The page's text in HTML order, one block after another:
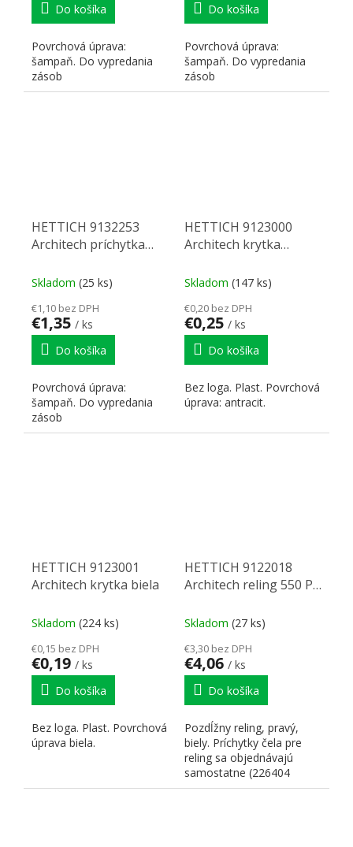
Do košíka
Povrchová úprava:
šampaň. Do vypredania
zásob
Do košíka
Povrchová úprava:
šampaň. Do vypredania
zásob
HETTICH 9132253
Architech príchytka
šampaň P
Skladom (25 ks)
€1,10 bez DPH
€1,35 / ks
Do košíka
Povrchová úprava:
šampaň. Do vypredania
zásob
HETTICH 9123000
Architech krytka
Skladom (147 ks)
€0,20 bez DPH
€0,25 / ks
Do košíka
Bez loga. Plast. Povrchová
úprava: antracit.
HETTICH 9123001
Architech krytka biela
Skladom (224 ks)
€0,15 bez DPH
€0,19 / ks
Do košíka
Bez loga. Plast. Povrchová
úprava biela.
HETTICH 9122018
Architech reling 550 P
Skladom (27 ks)
€3,30 bez DPH
€4,06 / ks
Do košíka
Pozdĺžny reling, pravý,
biely. Príchytky čela pre
reling sa objednávajú
samostatne (226404
príchytka na skrutku na...